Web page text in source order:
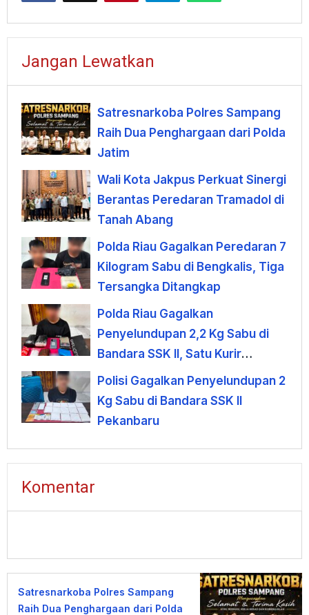
Jangan Lewatkan
Satresnarkoba Polres Sampang
Raih Dua Penghargaan dari Polda
Jatim
Wali Kota Jakpus Perkuat Sinergi
Berantas Peredaran Tramadol di
Tanah Abang
Polda Riau Gagalkan Peredaran 7
Kilogram Sabu di Bengkalis, Tiga
Tersangka Ditangkap
Polda Riau Gagalkan
Penyelundupan 2,2 Kg Sabu di
Bandara SSK II, Satu Kurir
Ditangkap
Polisi Gagalkan Penyelundupan 2
Kg Sabu di Bandara SSK II
Pekanbaru
Komentar
Satresnarkoba Polres Sampang
Raih Dua Penghargaan dari Polda